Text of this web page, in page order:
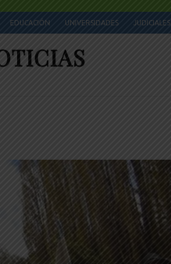
EDUCACIÓN UNIVERSIDADES JUDICIALES